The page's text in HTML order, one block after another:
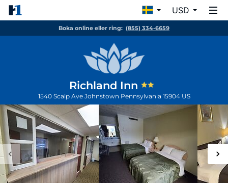
USD
Boka online eller ring: (855) 334-6659
Richland Inn
1540 Scalp Ave Johnstown Pennsylvania 15904 US